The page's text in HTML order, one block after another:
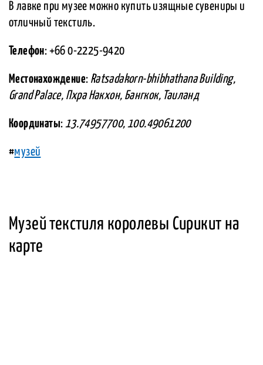
В лавке при музее можно купить изящные сувениры и
отличный текстиль.
Телефон: +66 0-2225-9420
Местонахождение: Ratsadakorn-bhibhathana Building,
Grand Palace, Пхра Накхон, Бангкок, Таиланд
Координаты: 13.74957700, 100.49061200
#музей
Музей текстиля королевы Сирикит на
карте